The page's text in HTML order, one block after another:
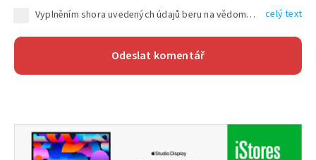
Vyplněním shora uvedených údajů beru na vědomí, že společnost TEXT FACTORY s.r.o., sídlem Brno, Durďákova 336/29, Černá Pole, PSČ: 613 00, IČ: 06157831, zapsané u Krajského soudu v Brně, oddíl C, vložka 100399, bude zpracovávat mé osobní údaje uvedené v rámci mnou vyplněného registračního formuláře na základě oprávněných zájmů TEXT FACTORY s.r.o. dle čl. 6 odst. 1 písm. f) GDPR a pro splnění právních povinností (čl. 6 odst. 1 písm. c) GDPR), a to pro tyto účely: nezbytnost zajistit oprávnění návštěvníka webových stránek provozovaných společností TEXT FACTORY s.r.o. přispívat aktivně ke zveřejněným článkům nebo v rámci diskusních fór a výkon práv TEXT FACTORY s.r.o. jako administrátora těchto diskusních fór. Více informací o zpracování osobních údajů a právech lze nalézt v celý text